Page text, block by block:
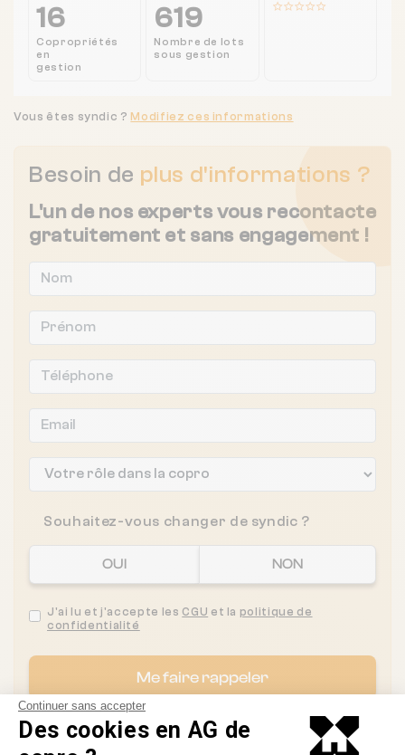
Continuer sans accepter
Des cookies en AG de
16
Copropriétés
en
gestion
619
Nombre de lots
sous gestion
Besoin de plus d'informations ?
L'un de nos experts vous recontacte
gratuitement et sans engagement !
Souhaitez-vous changer de syndic ?
OUI NON
J'ai lu et j'accepte les CGU et la politique de
confidentialité
Me faire rappeler
Vous êtes syndic ?Modifiez ces informations